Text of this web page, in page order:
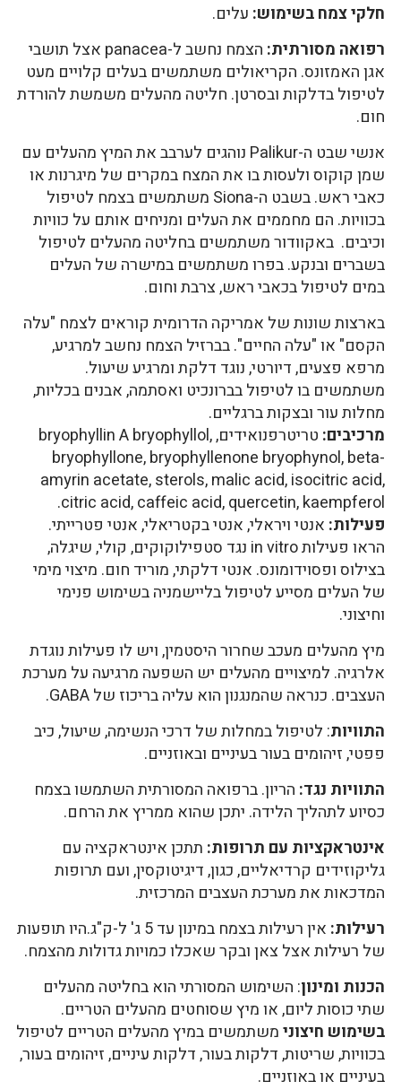
חלקי צמח בשימוש: עלים.
רפואה מסורתית:
הצמח נחשב ל-panacea אצל תושבי
אגן האמזונס. הקריאולים משתמשים בעלים קלויים מעט
לטיפול בדלקות ובסרטן. חליטה מהעלים משמשת להורדת
חום.
אנשי שבט ה-Palikur נוהגים לערבב את המיץ מהעלים עם
שמן קוקוס ולעסות בו את המצח במקרים של מיגרנות או
כאבי ראש. בשבט ה-Siona משתמשים בצמח לטיפול
בכוויות. הם מחממים את העלים ומניחים אותם על כוויות
וכיבים. באקוודור משתמשים בחליטה מהעלים לטיפול
בשברים ובנקע. בפרו משתמשים במישרה של העלים
במים לטיפול בכאבי ראש, צרבת וחום.
בארצות שונות של אמריקה הדרומית קוראים לצמח "עלה
הקסם" או "עלה החיים". בברזיל הצמח נחשב למרגיע,
מרפא פצעים, דיורטי, נוגד דלקת ומרגיע שיעול.
משתמשים בו לטיפול בברונכיט ואסתמה, אבנים בכליות,
מחלות עור ובצקות ברגליים.
מרכיבים:
טריטרפנואידים, bryophyllin A bryophyllol,
bryophyllone, bryophyllenone bryophynol, beta-
amyrin acetate, sterols, malic acid, isocitric acid,
citric acid, caffeic acid, quercetin, kaempferol.
פעילות: אנטי ויראלי, אנטי בקטריאלי, אנטי פטרייתי.
הראו פעילות in vitro נגד סטפילוקוקים, קולי, שיגלה,
בצילוס ופסוידומונס. אנטי דלקתי, מוריד חום. מיצוי מימי
של העלים מסייע לטיפול בליישמניה בשימוש פנימי
וחיצוני.
מיץ מהעלים מעכב שחרור היסטמין, ויש לו פעילות נוגדת
אלרגיה. למיצויים מהעלים יש השפעה מרגיעה על מערכת
העצבים. כנראה שהמנגנון הוא עליה בריכוז של GABA.
התוויות: לטיפול במחלות של דרכי הנשימה, שיעול, כיב
פפטי, זיהומים בעור בעיניים ובאוזניים.
התוויות נגד: הריון. ברפואה המסורתית השתמשו בצמח
כסיוע לתהליך הלידה. יתכן שהוא ממריץ את הרחם.
אינטראקציות עם תרופות: תתכן אינטראקציה עם
גליקוזידים קרדיאליים, כגון, דיגיטוקסין, ועם תרופות
המדכאות את מערכת העצבים המרכזית.
רעילות:
אין רעילות בצמח במינון עד 5 ג' ל-ק"ג.היו תופעות
של רעילות אצל צאן ובקר שאכלו כמויות גדולות מהצמח.
הכנות ומינון: השימוש המסורתי הוא בחליטה מהעלים
שתי כוסות ליום, או מיץ שסוחטים מהעלים הטריים.
בשימוש חיצונימשתמשים במיץ מהעלים הטריים לטיפול
בכוויות, שריטות, דלקות בעור, דלקות עיניים, זיהומים בעור,
בעיניים או באוזניים.